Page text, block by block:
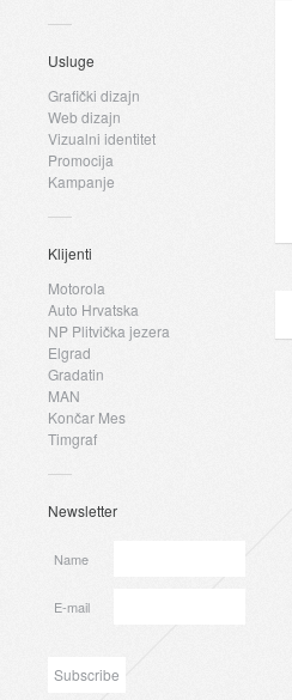
Usluge
Grafički dizajn
Web dizajn
Vizualni identitet
Promocija
Kampanje
Klijenti
Motorola
Auto Hrvatska
NP Plitvička jezera
Elgrad
Gradatin
MAN
Končar Mes
Timgraf
Newsletter
Name
E-mail